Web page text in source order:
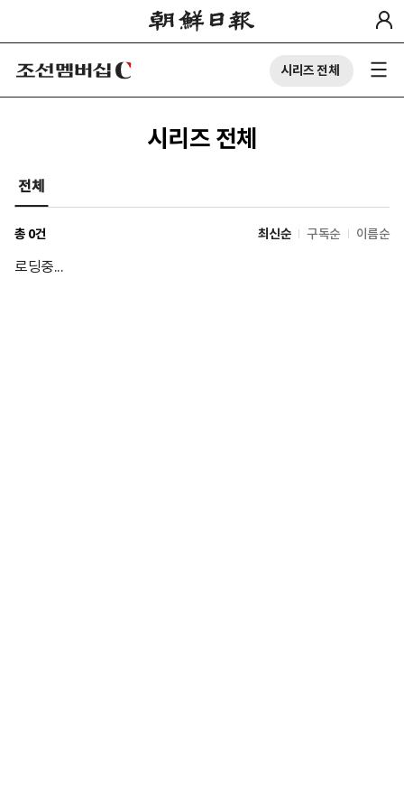
시리즈 전체
시리즈 전체
전체
총 0건 최신순 구독순 이름순
로딩중...